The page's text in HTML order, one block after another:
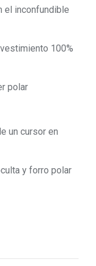
el inconfundible
100%
polar
un cursor en
y forro polar